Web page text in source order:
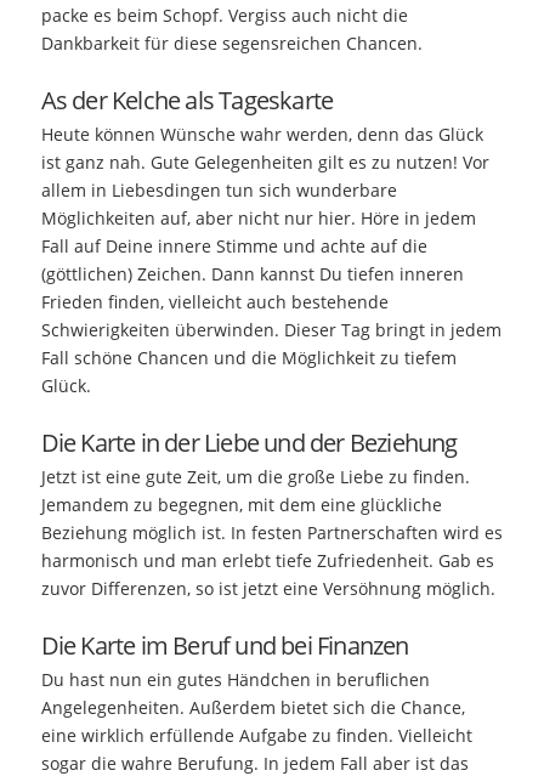
packe es beim Schopf. Vergiss auch nicht die
Dankbarkeit für diese segensreichen Chancen.
As der Kelche als Tageskarte
Heute können Wünsche wahr werden, denn das Glück
ist ganz nah. Gute Gelegenheiten gilt es zu nutzen! Vor
allem in Liebesdingen tun sich wunderbare
Möglichkeiten auf, aber nicht nur hier. Höre in jedem
Fall auf Deine innere Stimme und achte auf die
(göttlichen) Zeichen. Dann kannst Du tiefen inneren
Frieden finden, vielleicht auch bestehende
Schwierigkeiten überwinden. Dieser Tag bringt in jedem
Fall schöne Chancen und die Möglichkeit zu tiefem
Glück.
Die Karte in der Liebe und der Beziehung
Jetzt ist eine gute Zeit, um die große Liebe zu finden.
Jemandem zu begegnen, mit dem eine glückliche
Beziehung möglich ist. In festen Partnerschaften wird es
harmonisch und man erlebt tiefe Zufriedenheit. Gab es
zuvor Differenzen, so ist jetzt eine Versöhnung möglich.
Die Karte im Beruf und bei Finanzen
Du hast nun ein gutes Händchen in beruflichen
Angelegenheiten. Außerdem bietet sich die Chance,
eine wirklich erfüllende Aufgabe zu finden. Vielleicht
sogar die wahre Berufung. In jedem Fall aber ist das